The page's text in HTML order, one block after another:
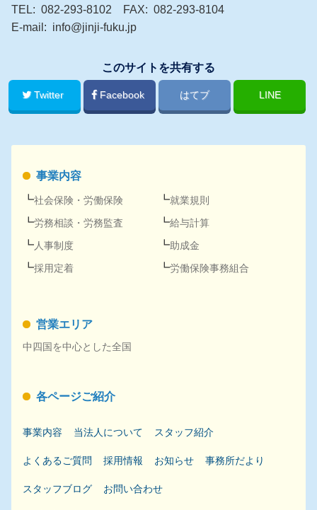
TEL
082-293-8102 FAX
082-293-8104
E-mail
info@jinji-fuku.jp
このサイトを共有する
Twitter Facebook はてブ LINE
事業内容
社会保険 ・ 労働保険
労務相談・ 労務監査
人事制度
採用定着
就業規則
給与計算
助成金
労働保険事務組合
営業エリア
中四国を中心とした全国
各ページご紹介
事業内容 当法人について スタッフ紹介
よくあるご質問 採用情報 お知らせ 事務所だより
スタッフブログ お問い合わせ